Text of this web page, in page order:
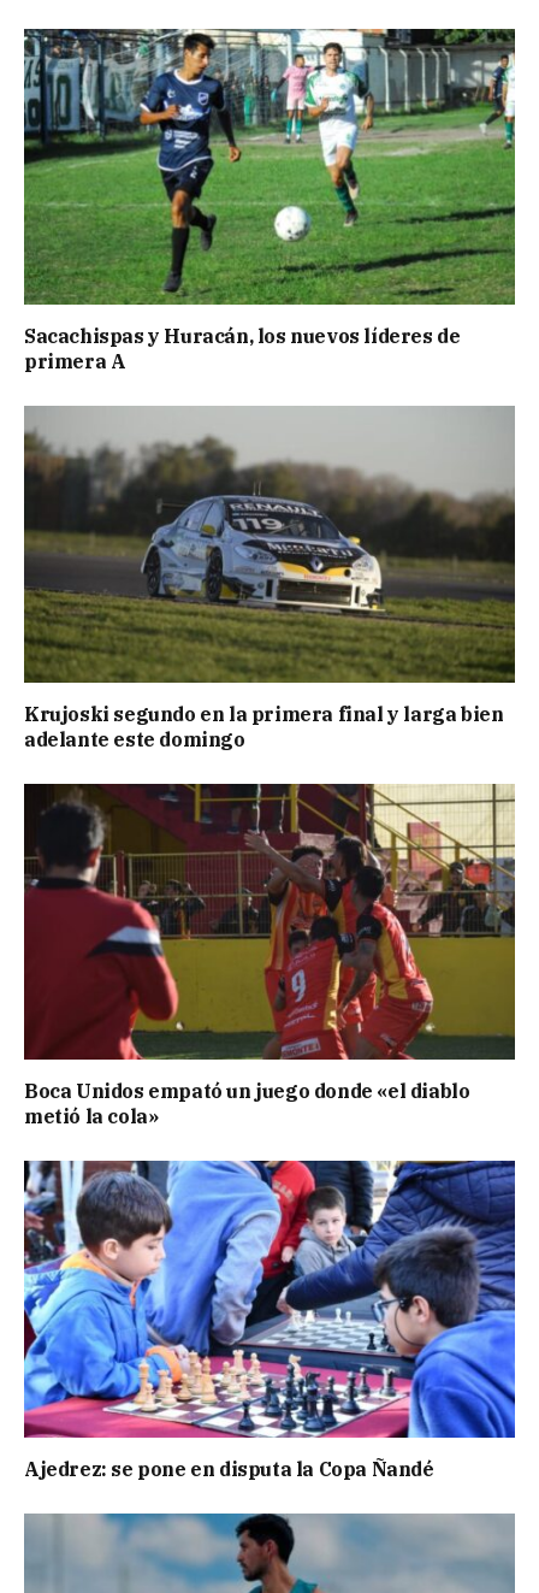
Sacachispas y Huracán, los nuevos líderes de
primera A
Krujoski segundo en la primera final y larga bien
adelante este domingo
Boca Unidos empató un juego donde «el diablo
metió la cola»
Ajedrez: se pone en disputa la Copa Ñandé